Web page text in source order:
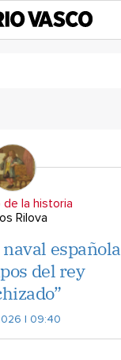
de la historia
Rilova
española
del rey
| 09:40